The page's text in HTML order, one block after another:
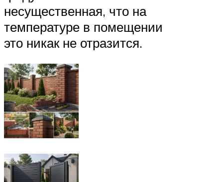
несущественная, что на
температуре в помещении
это никак не отразится.